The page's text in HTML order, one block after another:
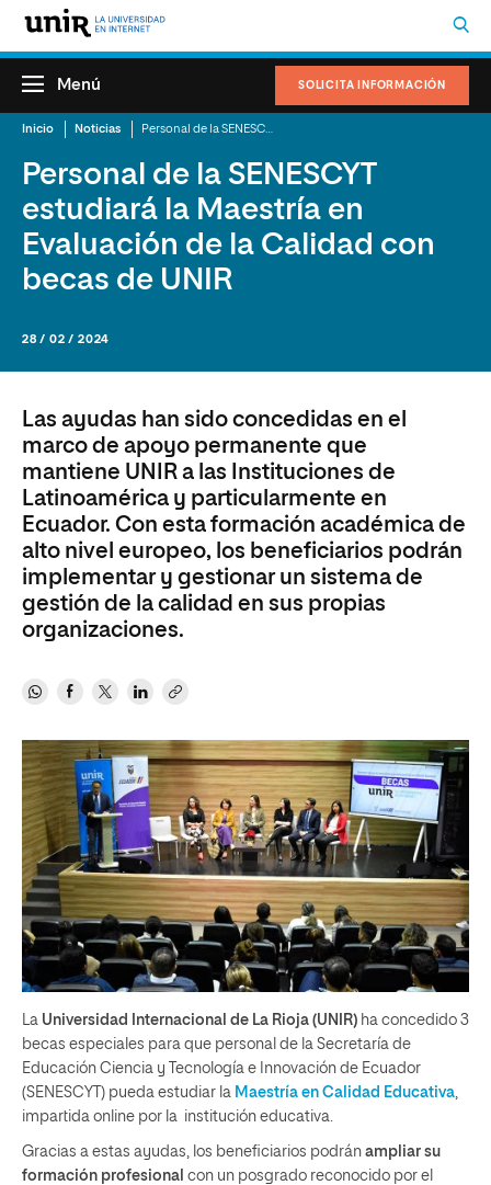
SOLICITA INFORMACIÓN
Menú
Inicio Noticias
Personal de la SENESCYT
estudiará la Maestría en
Evaluación de la Calidad con
becas de UNIR
28 / 02 / 2024
Las ayudas han sido concedidas en el
marco de apoyo permanente que
mantiene UNIR a las Instituciones de
Latinoamérica y particularmente en
Ecuador. Con esta formación académica de
alto nivel europeo, los beneficiarios podrán
implementar y gestionar un sistema de
gestión de la calidad en sus propias
organizaciones.
La Universidad Internacional de La Rioja (UNIR) ha concedido 3
becas especiales para que personal de la Secretaría de
Educación Ciencia y Tecnología e Innovación de Ecuador
(SENESCYT) pueda estudiar la Maestría en Calidad Educativa
impartida online por la institución educativa.
Gracias a estas ayudas, los beneficiarios podrán ampliar su
formación profesional con un posgrado reconocido por el